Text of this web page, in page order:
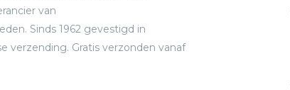
van
Sinds 1962 gevestigd in
verzending. Gratis verzonden vanaf